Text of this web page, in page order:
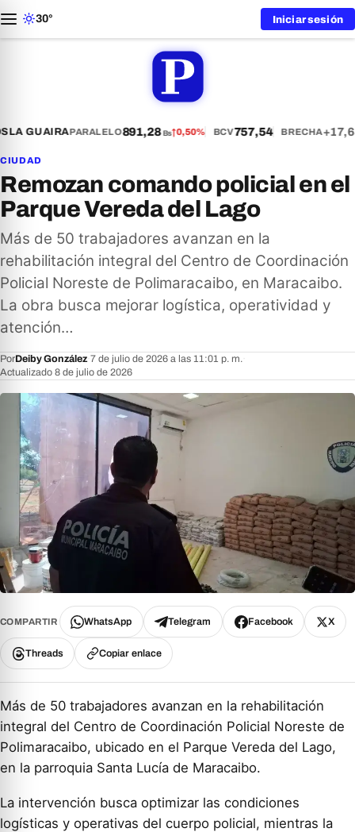
30° Iniciar sesión
LA GUAIRAPARALELO891,28Bs↑0,50% BCV757,54 BRECHA
CIUDAD
Remozan comando policial en el
Parque Vereda del Lago
Más de 50 trabajadores avanzan en la
rehabilitación integral del Centro de Coordinación
Policial Noreste de Polimaracaibo, en Maracaibo.
La obra busca mejorar logística, operatividad y
atención…
PorDeiby González· 7 de julio de 2026 a las 11:01 p. m.
Actualizado 8 de julio de 2026
COMPARTIR WhatsApp Telegram Facebook X
Threads Copiar enlace
Más de 50 trabajadores avanzan en la rehabilitación
integral del Centro de Coordinación Policial Noreste de
Polimaracaibo, ubicado en el Parque Vereda del Lago,
en la parroquia Santa Lucía de Maracaibo.
La intervención busca optimizar las condiciones
logísticas y operativas del cuerpo policial, mientras la